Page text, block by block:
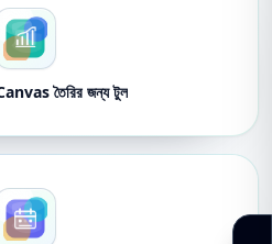
তৈরির জন্য টুল